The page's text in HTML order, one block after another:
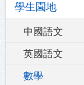
學生園地
中國語文
英國語文
數學